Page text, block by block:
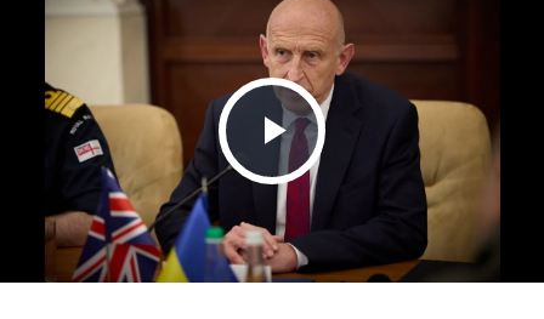
Play Video